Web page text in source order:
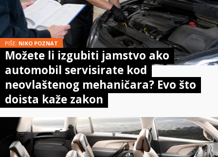
PIŠE: NIKO POZNAT
Možete li izgubiti jamstvo ako
automobil servisirate kod
neovlaštenog mehaničara? Evo što
doista kaže zakon